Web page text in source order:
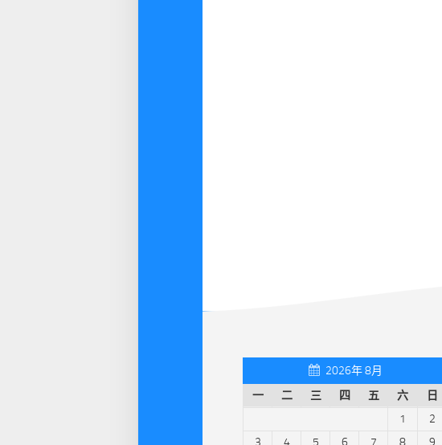
2026年 8月
一
二 三 四 五 六
日
1
2
3
4 5 6 7 8 9